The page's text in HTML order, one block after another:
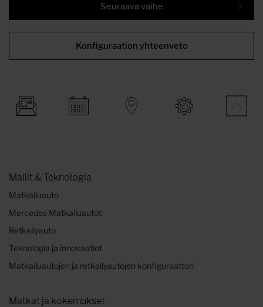
Seuraava vaihe
Konfiguraation yhteenveto
Mallit & Teknologia
Matkailuauto
Mercedes Matkailuautot
Retkeilyauto
Teknologia ja innovaatiot
Matkailuautojen ja retkeilyautojen konfiguraattori
Matkat ja kokemukset